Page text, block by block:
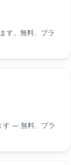
す。無料、プラ
す — 無料、プラ